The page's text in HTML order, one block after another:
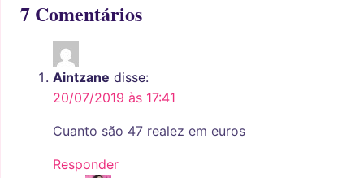
7 Comentários
Aintzane disse:
20/07/2019 às 17:41
Cuanto são 47 realez em euros
Responder